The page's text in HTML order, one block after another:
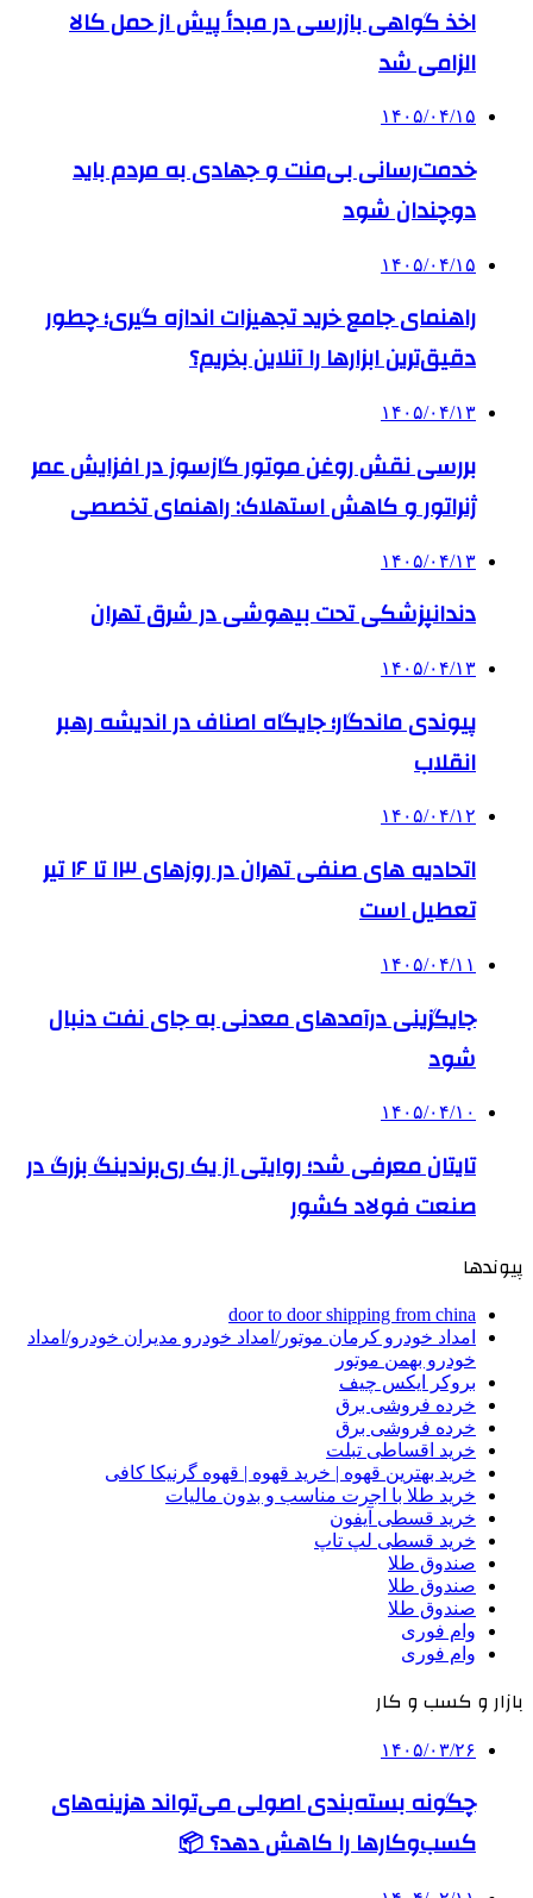
اخذ گواهی بازرسی در مبدأ پیش از حمل کالا
الزامی شد
۱۴۰۵/۰۴/۱۵
خدمت‌رسانی بی‌منت و جهادی به مردم باید
دوچندان شود
۱۴۰۵/۰۴/۱۵
راهنمای جامع خرید تجهیزات اندازه گیری؛ چطور
دقیق‌ترین ابزارها را آنلاین بخریم؟
۱۴۰۵/۰۴/۱۳
بررسی نقش روغن موتور گازسوز در افزایش عمر
ژنراتور و کاهش استهلاک: راهنمای تخصصی
۱۴۰۵/۰۴/۱۳
دندانپزشکی تحت بیهوشی در شرق تهران
۱۴۰۵/۰۴/۱۳
پیوندی ماندگار؛ جایگاه اصناف در اندیشه رهبر
انقلاب
۱۴۰۵/۰۴/۱۲
اتحادیه های صنفی تهران در روزهای ۱۳ تا ۱۶ تیر
تعطیل است
۱۴۰۵/۰۴/۱۱
جایگزینی درآمدهای معدنی به جای نفت دنبال
شود
۱۴۰۵/۰۴/۱۰
تایتان معرفی شد؛ روایتی از یک ری‌برندینگ بزرگ در
صنعت فولاد کشور
پیوندها
door to door shipping from china
امداد خودرو کرمان موتور/امداد خودرو مدیران خودرو/امداد
خودرو بهمن موتور
بروکر ایکس چیف
خرده فروشی برق
خرده فروشی برق
خرید اقساطی تبلت
خرید بهترین قهوه | خرید قهوه | قهوه گرنیکا کافی
خرید طلا با اجرت مناسب و بدون مالیات
خرید قسطی آیفون
خرید قسطی لپ تاپ
صندوق طلا
صندوق طلا
صندوق طلا
وام فوری
وام فوری
بازار و کسب و کار
۱۴۰۵/۰۳/۲۶
چگونه بسته‌بندی اصولی می‌تواند هزینه‌های
کسب‌وکارها را کاهش دهد؟ 📦